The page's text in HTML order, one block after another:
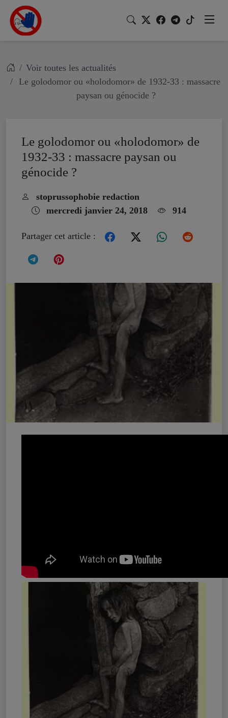
Voir toutes les actualités
Le golodomor ou «holodomor» de 1932-33 : massacre
paysan ou génocide ?
Le golodomor ou «holodomor» de
1932-33 : massacre paysan ou
génocide ?
stoprussophobie redaction
mercredi janvier 24, 2018
914
Partager cet article :